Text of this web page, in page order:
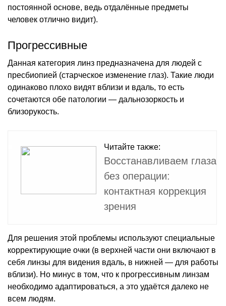
постоянной основе, ведь отдалённые предметы
человек отлично видит).
Прогрессивные
Данная категория линз предназначена для людей с
пресбиопией (старческое изменение глаз). Такие люди
одинаково плохо видят вблизи и вдаль, то есть
сочетаются обе патологии — дальнозоркость и
близорукость.
Читайте также:
Восстанавливаем глаза
без операции:
контактная коррекция
зрения
Для решения этой проблемы используют специальные
корректирующие очки (в верхней части они включают в
себя линзы для видения вдаль, в нижней — для работы
вблизи). Но минус в том, что к прогрессивным линзам
необходимо адаптироваться, а это удаётся далеко не
всем людям.